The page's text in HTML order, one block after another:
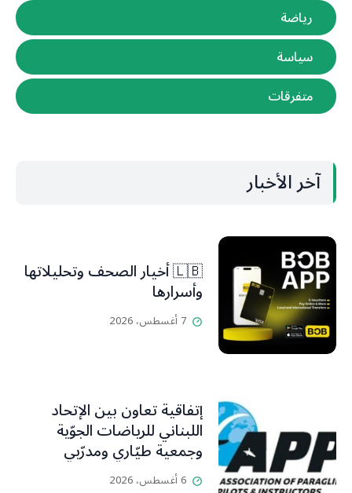
رياضة
سياسة
متفرقات
آخر الأخبار
🇱🇧 أخيار الصحف وتحليلاتها
وأسرارها
7 أغسطس، 2026
إتفاقية تعاون بين الإتحاد
اللبناني للرياضات الجوّية
وجمعية طيّاري ومدرّبي
الطيران الشراعي
6 أغسطس، 2026